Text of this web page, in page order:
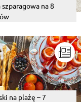
szparagowa na 8
na plażę – 7